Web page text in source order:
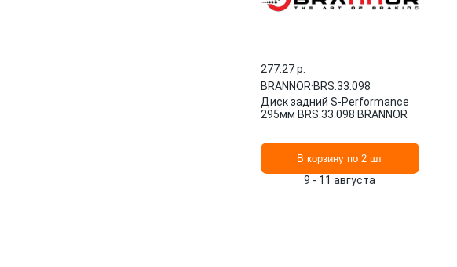
277.27 p.
BRANNOR·BRS.33.098
Диск задний S-Performance
295мм BRS.33.098 BRANNOR
В корзину по 2 шт
9 - 11 августа